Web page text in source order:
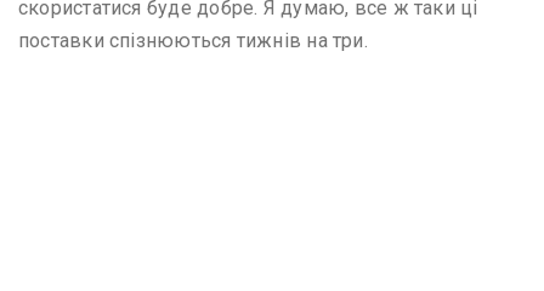
скористатися буде добре. Я думаю, все ж таки ці
поставки спізнюються тижнів на три.